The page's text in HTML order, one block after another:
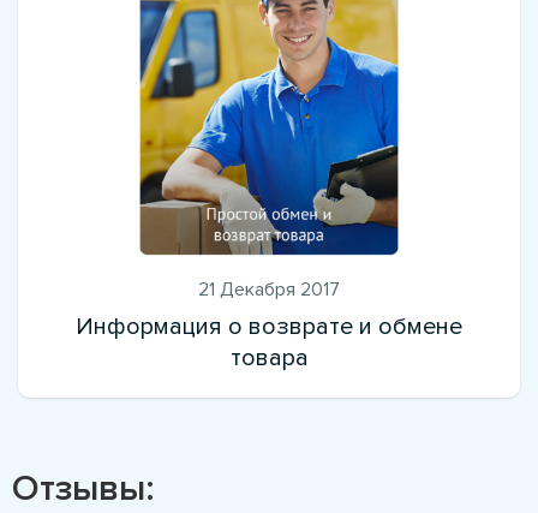
21 Декабря 2017
Информация о возврате и обмене
товара
Отзывы: